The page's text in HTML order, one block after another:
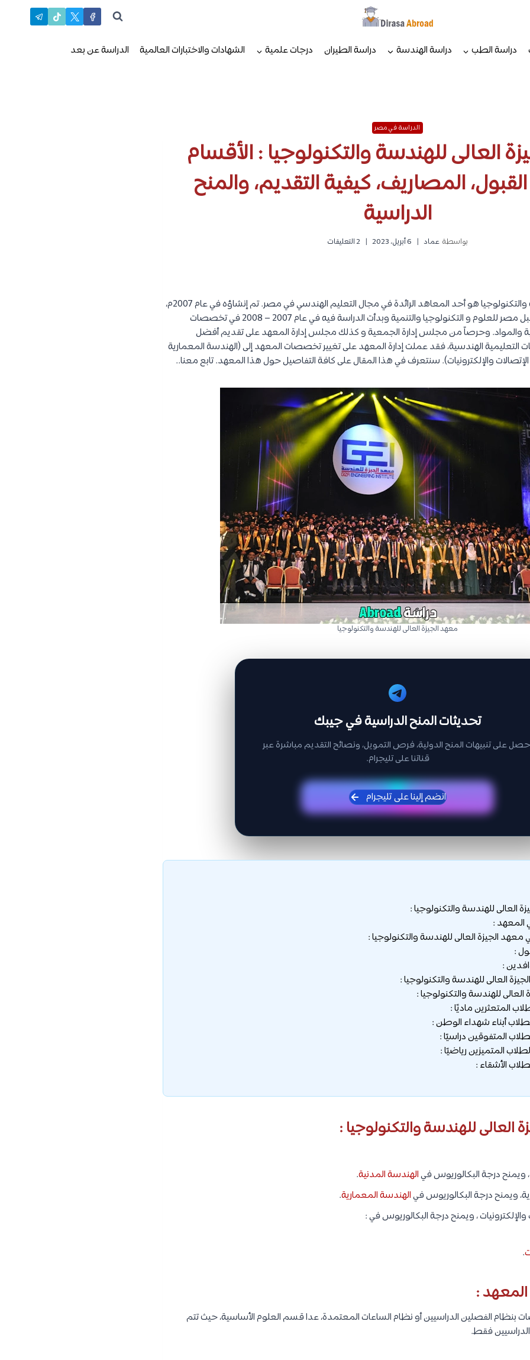
دراسة الطب دراسة الهندسة دراسة الطيران درجات علمية الشهادات والاختبارات العالمية الدراسة عن بعد
الدراسة في مصر
العالى للهندسة والتكنولوجيا : الأقسام
القبول، المصاريف، كيفية التقديم، والمنح
الدراسية
بواسطة عماد 6 أبريل، 2023 2 التعليقات
معهد الجيزة العالي للهندسة والتكنولوجيا هو أحد المعاهد الرائدة في مجال التعليم الهندسي في مصر. تم إنشاؤه في عام 2007م،
وتم منحه إلى جمعية مستقبل مصر للعلوم و التكنولوجيا والتنمية وبدأت الدراسة فيه في عام 2007 – 2008 في تخصصات
والمواد. وحرصاً من مجلس إدارة الجمعية و كذلك مجلس إدارة المعهد على تقديم أفضل
الهندسية، فقد عملت إدارة المعهد على تغيير تخصصات المعهد إلى (الهندسة المعمارية
والإلكترونيات). سنتعرف في هذا المقال على كافة التفاصيل حول هذا المعهد. تابع معنا..
معهد الجيزة العالى للهندسة والتكنولوجيا
تحديثات المنح الدراسية في جيبك
على تنبيهات المنح الدولية، فرص التمويل، ونصائح التقديم مباشرة عبر
قناتنا على تليجرام.
انضم إلينا على تليجرام
العالى للهندسة والتكنولوجيا :
المعهد :
الجيزة العالى للهندسة والتكنولوجيا :
:
:
العالى للهندسة والتكنولوجيا :
للهندسة والتكنولوجيا :
العالى للهندسة والتكنولوجيا :
ويمنح درجة البكالوريوس فيالهندسة المدنية.
ويمنح درجة البكالوريوس فيالهندسة المعمارية.
، ويمنح درجة البكالوريوس في :
.
:
الفصلين الدراسيين أو نظام الساعات المعتمدة، عدا قسم العلوم الأساسية، حيث تتم
فقط.